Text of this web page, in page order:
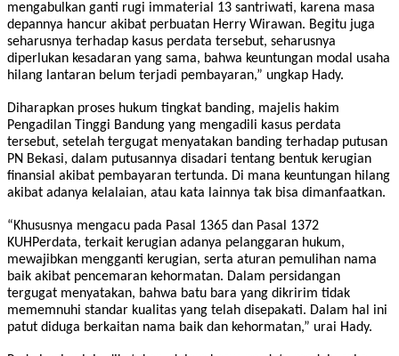
mengabulkan ganti rugi immaterial 13 santriwati, karena masa
depannya hancur akibat perbuatan Herry Wirawan. Begitu juga
seharusnya terhadap kasus perdata tersebut, seharusnya
diperlukan kesadaran yang sama, bahwa keuntungan modal usaha
hilang lantaran belum terjadi pembayaran,” ungkap Hady.
Diharapkan proses hukum tingkat banding, majelis hakim
Pengadilan Tinggi Bandung yang mengadili kasus perdata
tersebut, setelah tergugat menyatakan banding terhadap putusan
PN Bekasi, dalam putusannya disadari tentang bentuk kerugian
finansial akibat pembayaran tertunda. Di mana keuntungan hilang
akibat adanya kelalaian, atau kata lainnya tak bisa dimanfaatkan.
“Khususnya mengacu pada Pasal 1365 dan Pasal 1372
KUHPerdata, terkait kerugian adanya pelanggaran hukum,
mewajibkan mengganti kerugian, serta aturan pemulihan nama
baik akibat pencemaran kehormatan. Dalam persidangan
tergugat menyatakan, bahwa batu bara yang dikririm tidak
mememnuhi standar kualitas yang telah disepakati. Dalam hal ini
patut diduga berkaitan nama baik dan kehormatan,” urai Hady.